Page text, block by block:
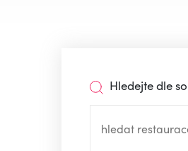
Hledejte dle